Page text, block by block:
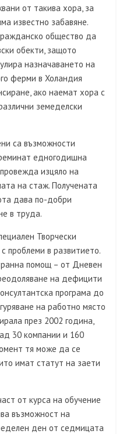
от такива хора, за
известно забавяне.
общество да
обекти, защото
назначаването на
ферми в Холандия
ако наемат хора с
земеделски
са възможности
едногодишна
изцяло на
на стаж. Получената
дава по-добри
в труда.
Творчески
проблеми в развитието.
помощ – от Дневен
на дефицити
програма до
на работно място
през 2002 година,
30 компании и 160
тя може да се
имат статут на заети
от курса на обучение
възможност на
ден от седмицата